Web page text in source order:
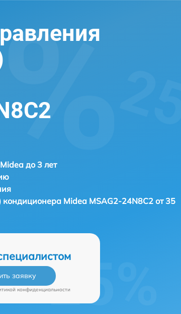
до 3 лет
кондиционера Midea MSAG2-24N8C2 от 35
заявку
конфиденциальности